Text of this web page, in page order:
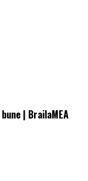
| BrailaMEA